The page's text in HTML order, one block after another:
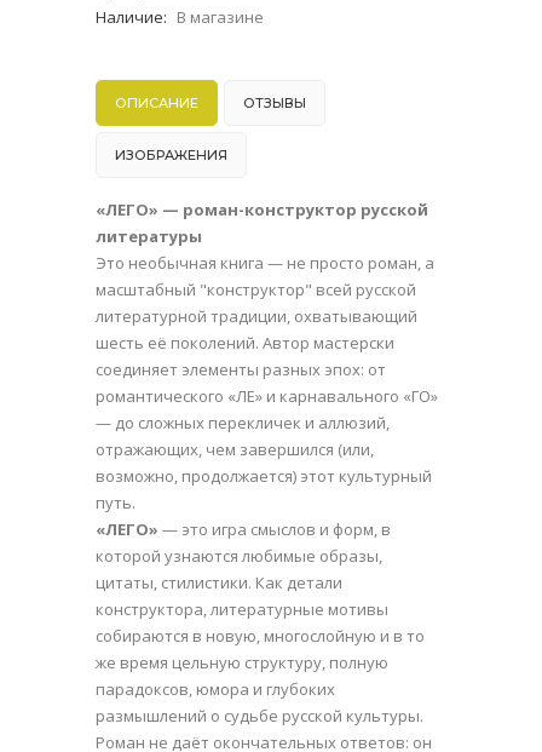
Наличие: В магазине
ОПИСАНИЕ ОТЗЫВЫ
ИЗОБРАЖЕНИЯ
«ЛЕГО» — роман-конструктор русской
литературы
Это необычная книга — не просто роман, а
масштабный "конструктор" всей русской
литературной традиции, охватывающий
шесть её поколений. Автор мастерски
соединяет элементы разных эпох: от
романтического «ЛЕ» и карнавального «ГО»
— до сложных перекличек и аллюзий,
отражающих, чем завершился (или,
возможно, продолжается) этот культурный
путь.
«ЛЕГО» — это игра смыслов и форм, в
которой узнаются любимые образы,
цитаты, стилистики. Как детали
конструктора, литературные мотивы
собираются в новую, многослойную и в то
же время цельную структуру, полную
парадоксов, юмора и глубоких
размышлений о судьбе русской культуры.
Роман не даёт окончательных ответов: он